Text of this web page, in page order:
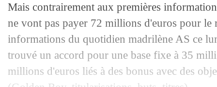
Mais contrairement aux premières
ne vont pas payer 72 millions d'euros pour le
informations du quotidien madrilène AS ce
trouvé un accord pour une base fixe à 35
millions d'euros liés à des bonus avec des
EdF : Le Graët pique la ministre des
12/12 PSG: Messi parti pour prolonger ?
12/12 Arsenal: priorité absolue à Mudryk